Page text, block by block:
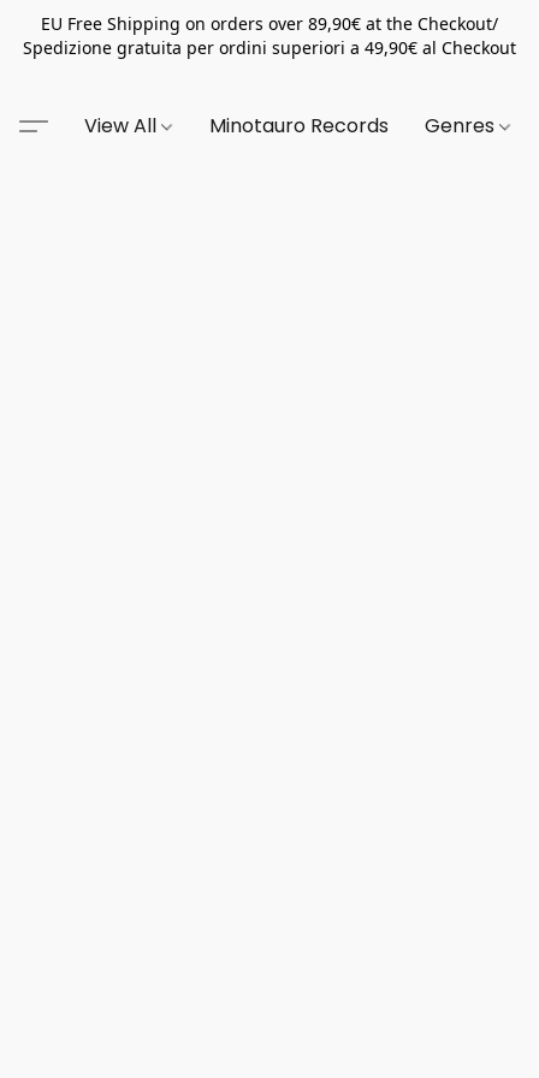
EU Free Shipping on orders over 89,90€ at the Checkout/
Spedizione gratuita per ordini superiori a 49,90€ al Checkout
View All Minotauro Records Genres